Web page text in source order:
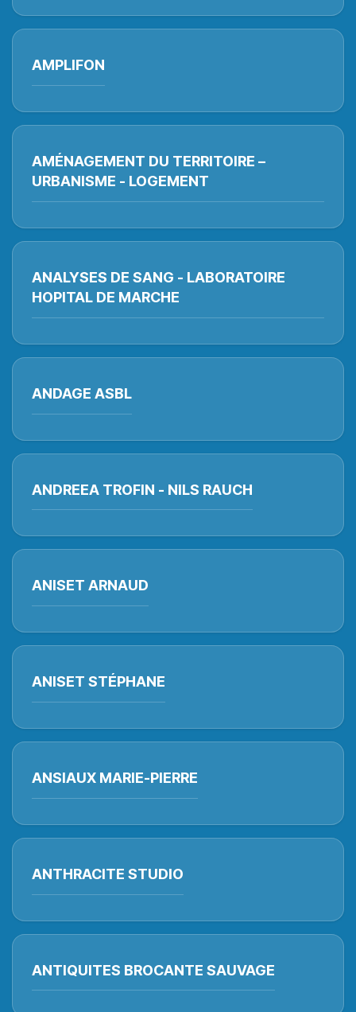
AMPLIFON
AMÉNAGEMENT DU TERRITOIRE –
URBANISME - LOGEMENT
ANALYSES DE SANG - LABORATOIRE
HOPITAL DE MARCHE
ANDAGE ASBL
ANDREEA TROFIN - NILS RAUCH
ANISET ARNAUD
ANISET STÉPHANE
ANSIAUX MARIE-PIERRE
ANTHRACITE STUDIO
ANTIQUITES BROCANTE SAUVAGE